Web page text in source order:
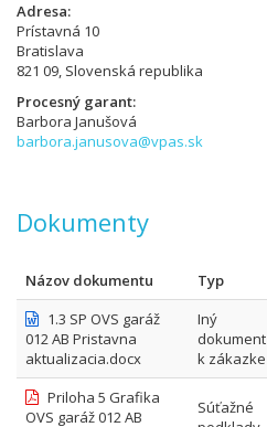
Adresa
Prístavná 10
Bratislava
821 09, Slovenská republika
Procesný garant
Barbora Janušová
barbora.janusova@vpas.sk
Dokumenty
Názov dokumentu Typ
1.3 SP OVS garáž
012 AB Pristavna
aktualizacia.docx
Iný
dokument
k zákazke
Priloha 5 Grafika
OVS garáž 012 AB
Súťažné